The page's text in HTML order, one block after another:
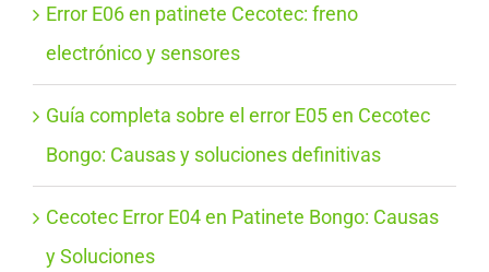
Error E06 en patinete Cecotec: freno
electrónico y sensores
Guía completa sobre el error E05 en Cecotec
Bongo: Causas y soluciones definitivas
Cecotec Error E04 en Patinete Bongo: Causas
y Soluciones